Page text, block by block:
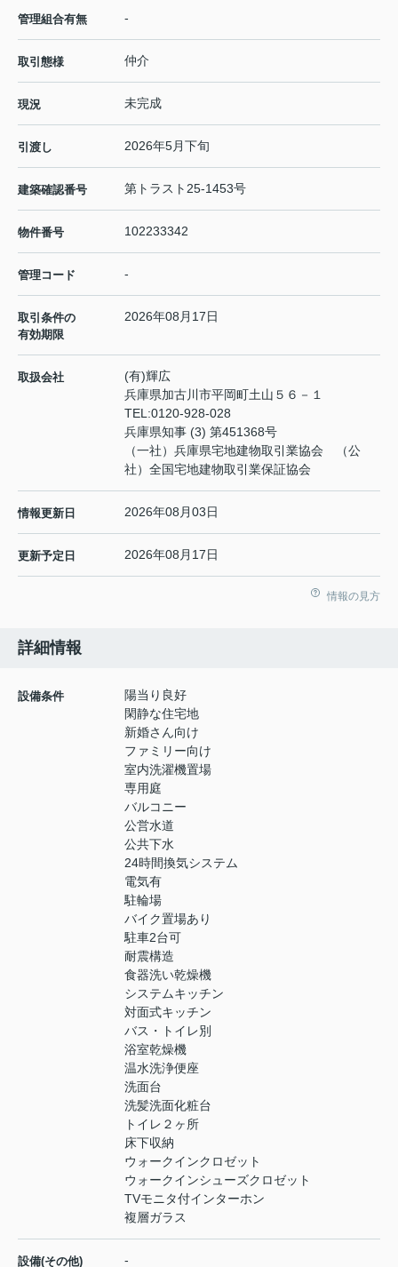
管理組合有無 -
取引態様 仲介
現況 未完成
引渡し 2026年5月下旬
建築確認番号 第トラスト25-1453号
物件番号 102233342
管理コード -
取引条件の
有効期限
2026年08月17日
取扱会社
(有)輝広
兵庫県加古川市平岡町土山５６－１
TEL:0120-928-028
兵庫県知事 (3) 第451368号
（一社）兵庫県宅地建物取引業協会 （公
社）全国宅地建物取引業保証協会
情報更新日 2026年08月03日
更新予定日 2026年08月17日
情報の見方
詳細情報
設備条件
陽当り良好
閑静な住宅地
新婚さん向け
ファミリー向け
室内洗濯機置場
専用庭
バルコニー
公営水道
公共下水
24時間換気システム
電気有
駐輪場
バイク置場あり
駐車2台可
耐震構造
食器洗い乾燥機
システムキッチン
対面式キッチン
バス・トイレ別
浴室乾燥機
温水洗浄便座
洗面台
洗髪洗面化粧台
トイレ２ヶ所
床下収納
ウォークインクロゼット
ウォークインシューズクロゼット
TVモニタ付インターホン
複層ガラス
設備(その他) -